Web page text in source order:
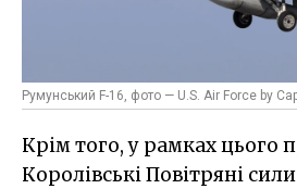
Румунський F-16, фото — U.S. Air Force by
Крім того, у рамках цього
Королівські Повітряні